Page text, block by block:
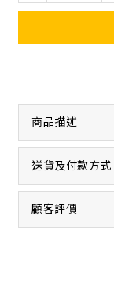
商品描述
送貨及付款方式
顧客評價